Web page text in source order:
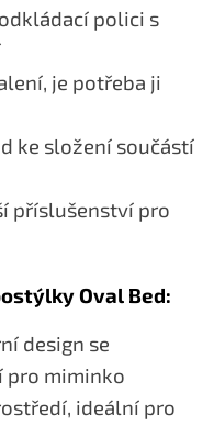
polici s
je potřeba ji
ke složení součástí
příslušenství pro
Oval Bed:
design se
pro miminko
ideální pro